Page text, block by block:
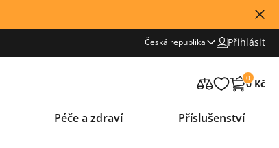
Česká republika Přihlásit
0
0 Kč
Péče a zdraví Příslušenství